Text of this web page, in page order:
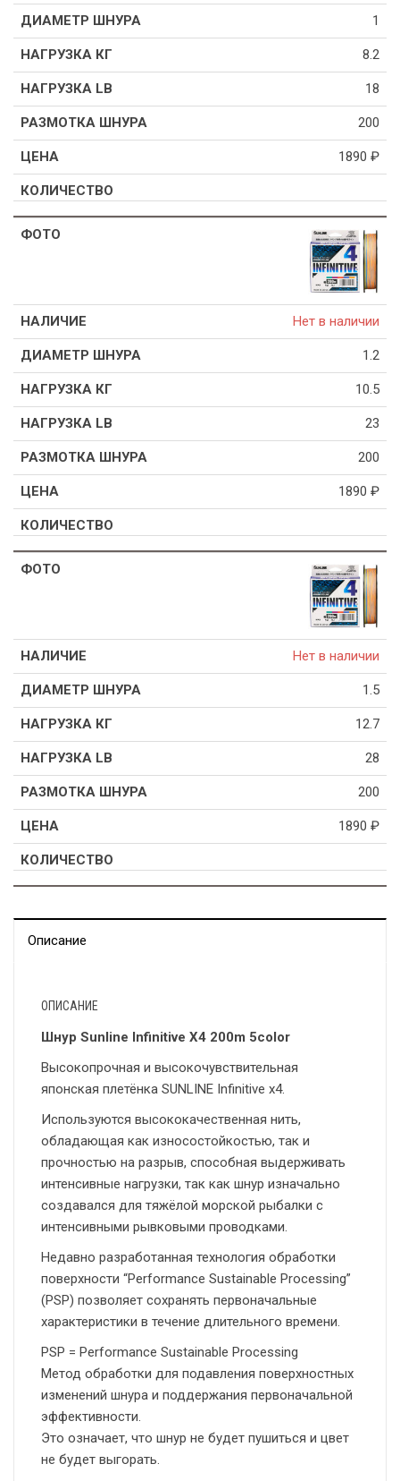
1
8.2
18
200
1890 ₽
Нет в наличии
1.2
10.5
23
200
1890 ₽
Нет в наличии
1.5
12.7
28
200
1890 ₽
Описание
ОПИСАНИЕ
Шнур Sunline Infinitive X4 200m 5color
Высокопрочная и высокочувствительная
японская плетёнка SUNLINE Infinitive x4.
Используются высококачественная нить,
обладающая как износостойкостью, так и
прочностью на разрыв, способная выдерживать
интенсивные нагрузки, так как шнур изначально
создавался для тяжёлой морской рыбалки с
интенсивными рывковыми проводками.
Недавно разработанная технология обработки
поверхности “Performance Sustainable Processing”
(PSP) позволяет сохранять первоначальные
характеристики в течение длительного времени.
PSP = Performance Sustainable Processing
Метод обработки для подавления поверхностных
изменений шнура и поддержания первоначальной
эффективности.
Это означает, что шнур не будет пушиться и цвет
не будет выгорать.